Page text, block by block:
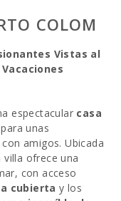
COLOM
Vistas al
espectacular casa
unas
amigos. Ubicada
villa ofrece una
con acceso
cubierta y los